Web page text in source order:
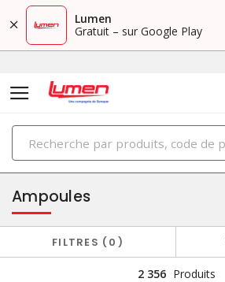
Lumen
Gratuit – sur Google Play
PRODUITS
éclairage
Ampoules
FILTRES 0
2 356 Produits